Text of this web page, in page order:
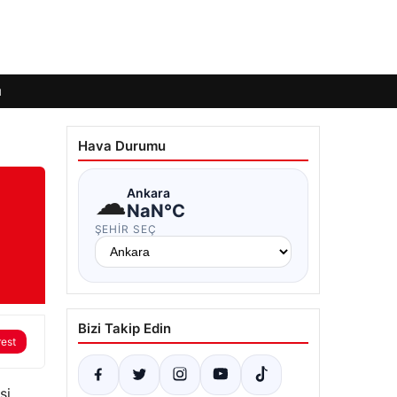
Hava Durumu
☁Ankara
NaN°C
ŞEHIR SEÇ
Bizi Takip Edin